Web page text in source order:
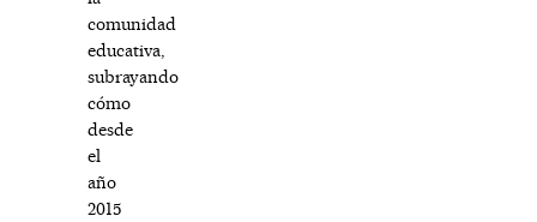
comunidad
educativa,
subrayando
cómo
desde
el
año
2015